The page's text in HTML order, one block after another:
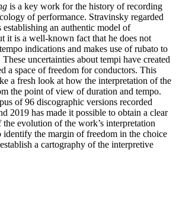
is a key work for the history of recording
of performance. Stravinsky regarded
establishing an authentic model of
it is a well-known fact that he does not
indications and makes use of rubato to
uncertainties about tempi have created
a space of freedom for conductors. This
a fresh look at how the interpretation of the
the point of view of duration and tempo.
of 96 discographic versions recorded
2019 has made it possible to obtain a clear
the evolution of the work’s interpretation
identify the margin of freedom in the choice
a cartography of the interpretive